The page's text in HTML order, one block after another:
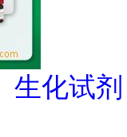
生化试剂